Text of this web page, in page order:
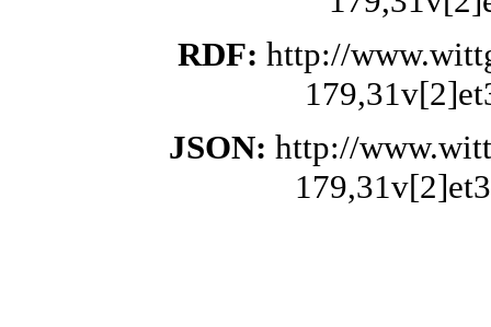
RDF: http://
JSON: http://